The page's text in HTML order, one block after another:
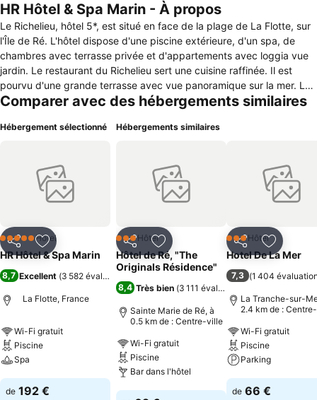
HR Hôtel & Spa Marin - À propos
Le Richelieu, hôtel 5*, est situé en face de la plage de La Flotte, sur
l'Île de Ré. L'hôtel dispose d'une piscine extérieure, d'un spa, de
chambres avec terrasse privée et d'appartements avec loggia vue
jardin. Le restaurant du Richelieu sert une cuisine raffinée. Il est
pourvu d'une grande terrasse avec vue panoramique sur la mer. Le
spa de l'hôtel vous permettra de profiter d'une gamme de
sauna et du centre de remise en forme. L'Hôtel Le Richelieu met
L'hôtel se trouve à seulement 20 minutes en voiture de l'aéroport de
La Rochelle - Île de Ré.
Comparer avec des hébergements similaires
Hébergement sélectionné
PartagerAjouter à mes favoris
5 Étoiles Hôtel
HR Hôtel & Spa Marin
8,7 Excellent (3 582 évaluations )
La Flotte, France
Wi-Fi gratuit
Piscine
Spa
Consulter les prix
de 192 €
Hébergements similaires
PartagerAjouter à mes favoris
3 ÉtoilesHôtel
Hôtel de Ré, "The
Originals Résidence"
8,4 Très bien (3 111 évaluations
Sainte Marie de Ré, à
0.5 km de : Centre-ville
Wi-Fi gratuit
Piscine
Bar dans l'hôtel
PartagerAjouter
3 ÉtoilesHôtel
Hotel De La Mer
7,3 (1 404
La Tranche-sur-
2.4 km de :
Wi-Fi gratuit
Piscine
Parking
Consulter les
de 66 €